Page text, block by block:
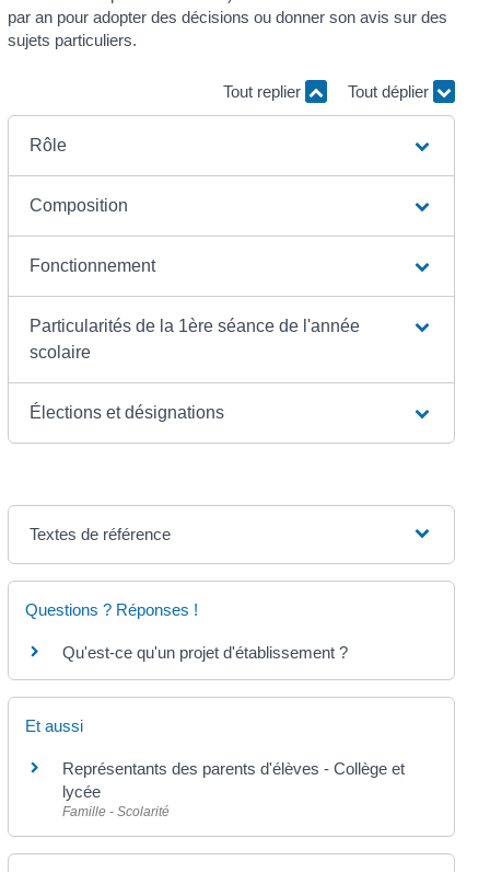
par an pour adopter des décisions ou donner son avis sur des
sujets particuliers.
Tout replier Tout déplier
Rôle
Composition
Fonctionnement
Particularités de la 1ère séance de l'année
scolaire
Élections et désignations
Textes de référence
Questions ? Réponses !
Qu'est-ce qu'un projet d'établissement ?
Et aussi
Représentants des parents d'élèves - Collège et
lycée
Famille - Scolarité